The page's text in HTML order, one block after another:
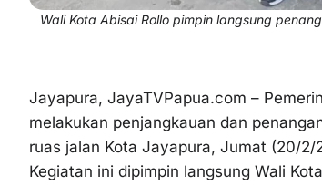
Wali Kota Abisai Rollo pimpin langsung
Jayapura, JayaTVPapua.com –
melakukan penjangkauan dan
ruas jalan Kota Jayapura, Jumat (20/2/
Kegiatan ini dipimpin langsung Wali